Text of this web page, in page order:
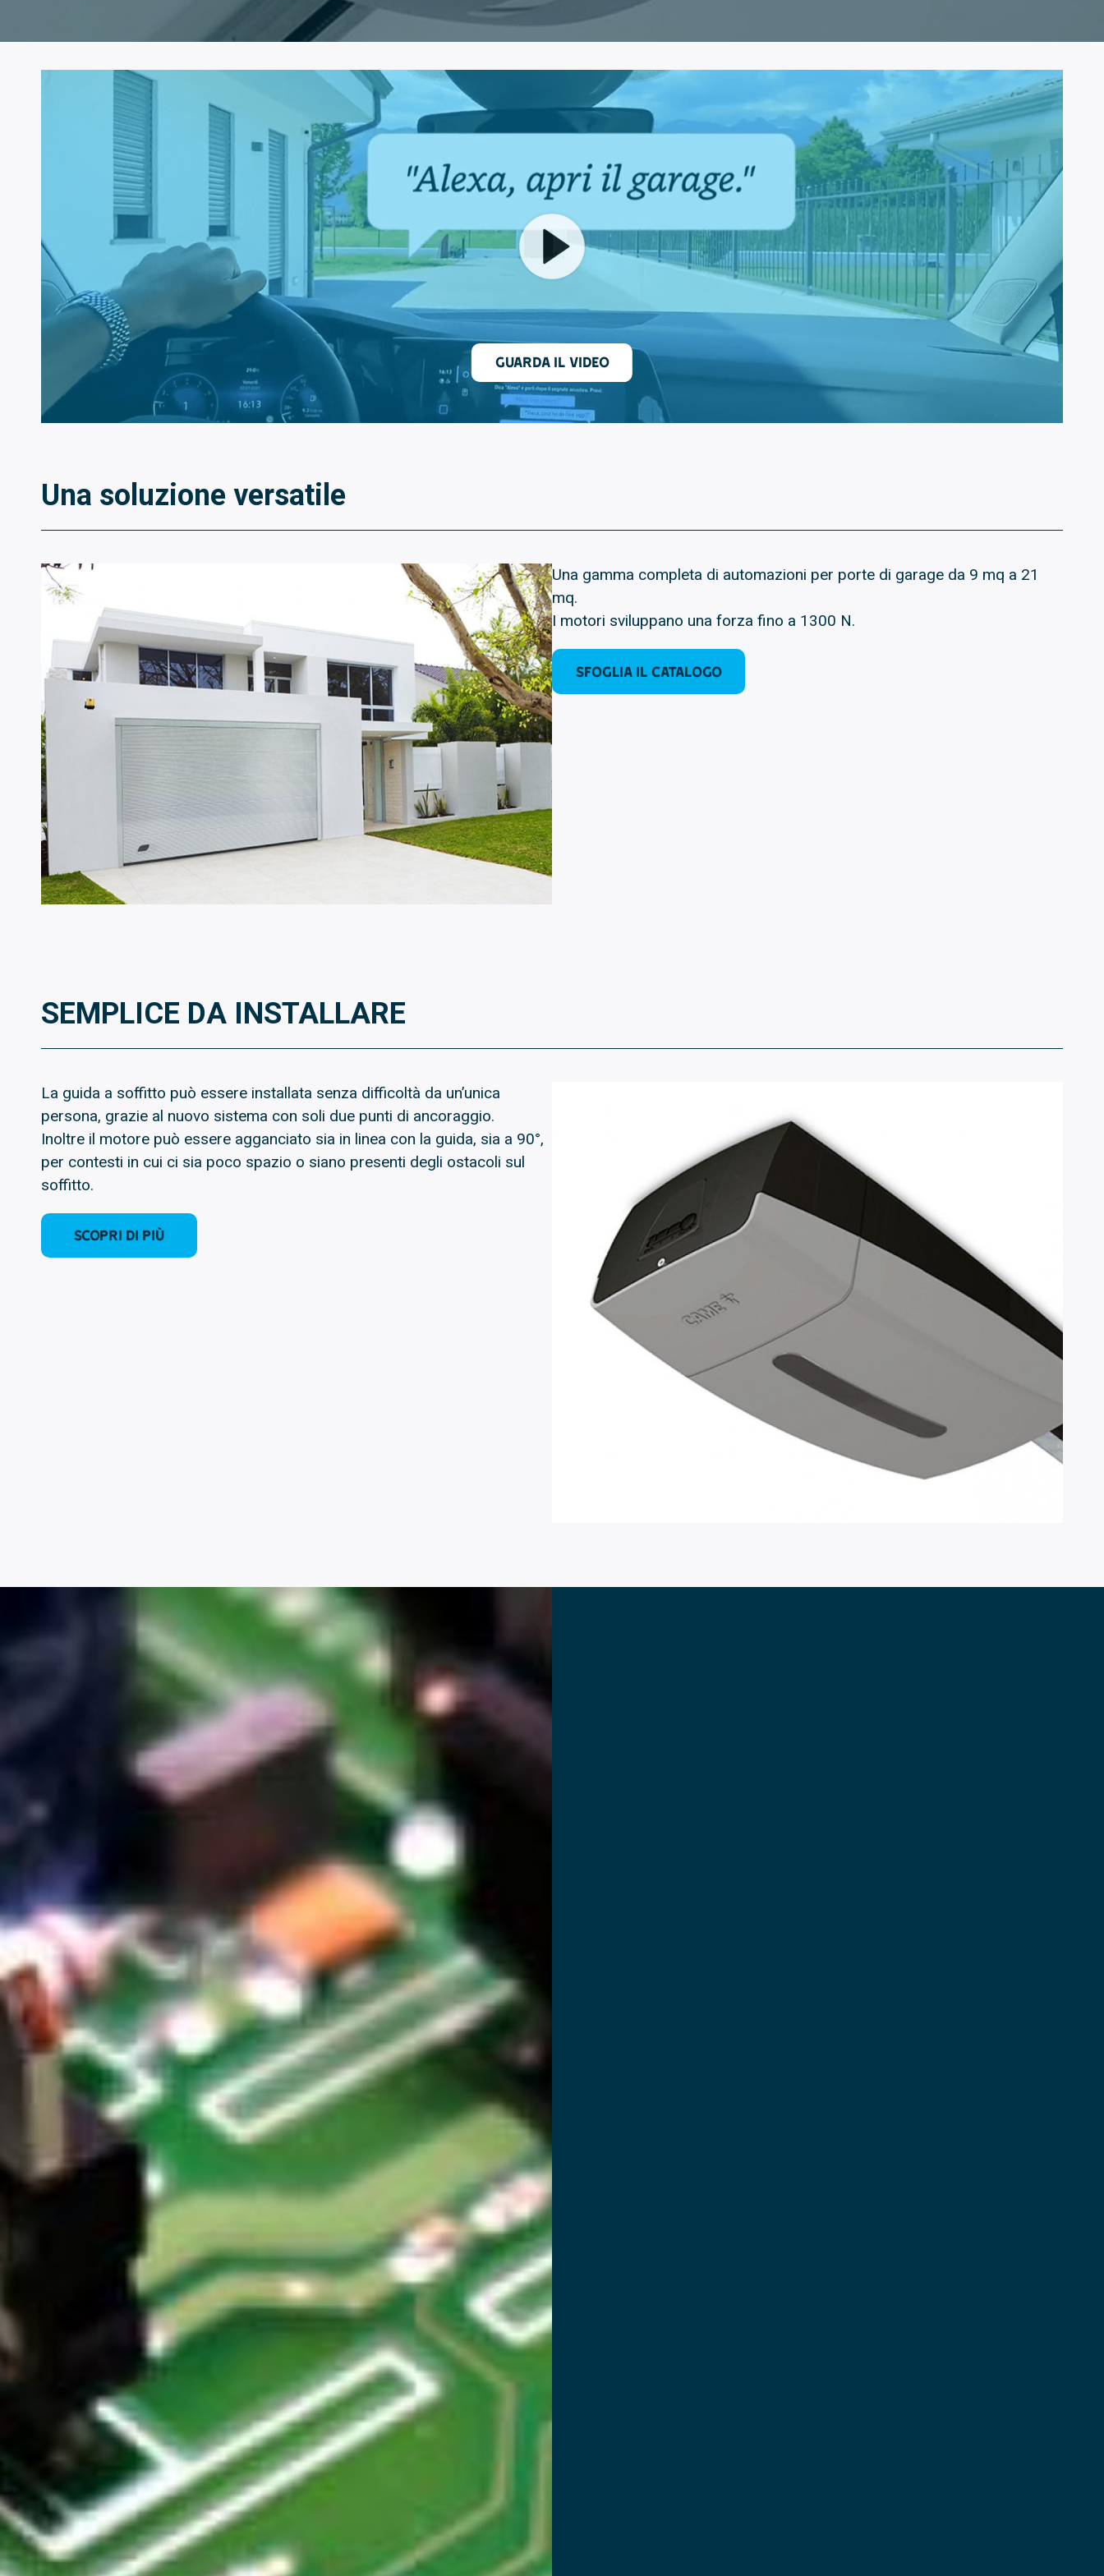
Guarda il video
Una soluzione versatile
Una gamma completa di automazioni per porte di garage da 9 mq a 21
mq.
I motori sviluppano una forza fino a 1300 N.
Sfoglia il catalogo
SEMPLICE DA INSTALLARE
La guida a soffitto può essere installata senza difficoltà da un’unica
persona, grazie al nuovo sistema con soli due punti di ancoraggio.
Inoltre il motore può essere agganciato sia in linea con la guida, sia a 90°,
per contesti in cui ci sia poco spazio o siano presenti degli ostacoli sul
soffitto.
Scopri di più